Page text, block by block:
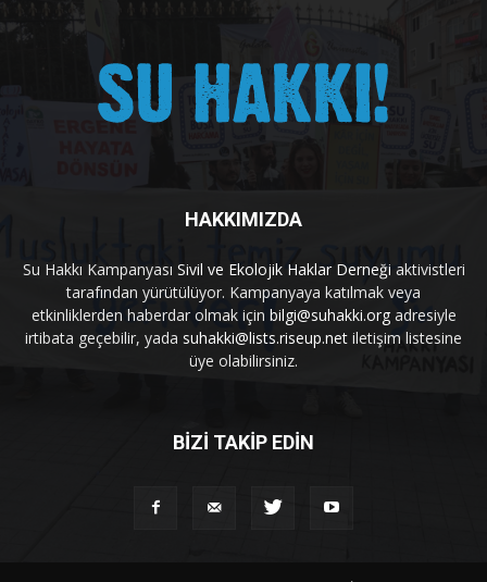
HAKKIMIZDA
Su Hakkı Kampanyası Sivil ve Ekolojik Haklar Derneği aktivistleri
tarafından yürütülüyor. Kampanyaya katılmak veya
etkinliklerden haberdar olmak için bilgi@suhakki.orgadresiyle
irtibata geçebilir, yada suhakki@lists.riseup.net iletişim listesine
üye olabilirsiniz.
BİZİ TAKİP EDİN